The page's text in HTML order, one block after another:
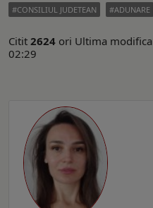
CONSILIUL JUDETEAN
ADUNARE
Citit 2624 ori Ultima
02:29